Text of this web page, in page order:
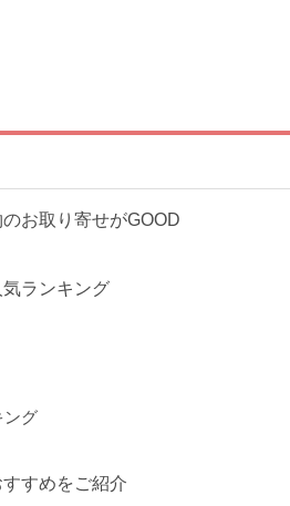
お取り寄せがGOOD
ランキング
ング
すめをご紹介